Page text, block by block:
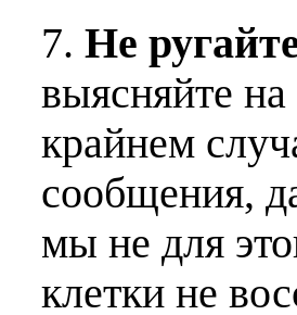
7. Не
выясняйте
крайнем
сообщения,
мы не для
клетки не